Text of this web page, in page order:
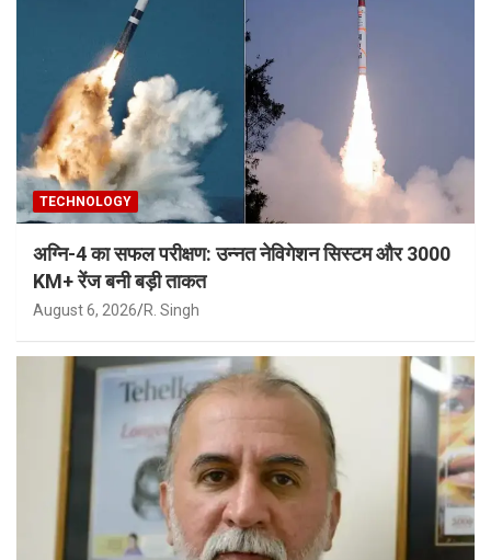
TECHNOLOGY
अग्नि-4 का सफल परीक्षण: उन्नत नेविगेशन सिस्टम और 3000
KM+ रेंज बनी बड़ी ताकत
August 6, 2026 R. Singh